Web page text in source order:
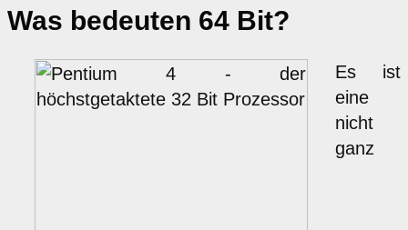
Was bedeuten 64 Bit?
Es ist
eine
nicht
ganz